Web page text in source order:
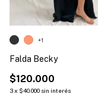
Falda Becky
$120.000
3x $40.000 sin interés
+1